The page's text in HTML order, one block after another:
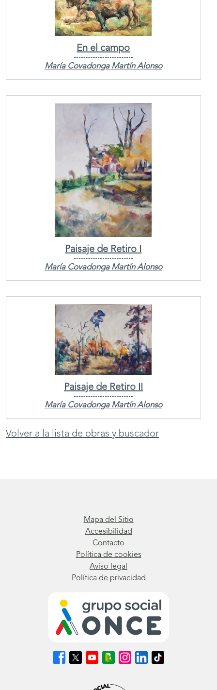
En el campo
María Covadonga Martín Alonso
Paisaje de Retiro I
María Covadonga Martín Alonso
Paisaje de Retiro II
María Covadonga Martín Alonso
Volver a la lista de obras y buscador
Mapa del Sitio
Accesibilidad
Contacto
Política de cookies
Aviso legal
Política de privacidad
Síguenos
en
Síguenos
en
Síguenos
en
Síguenos
en
Blog
Síguenos
en
Síguenos
en
Síguenos
en